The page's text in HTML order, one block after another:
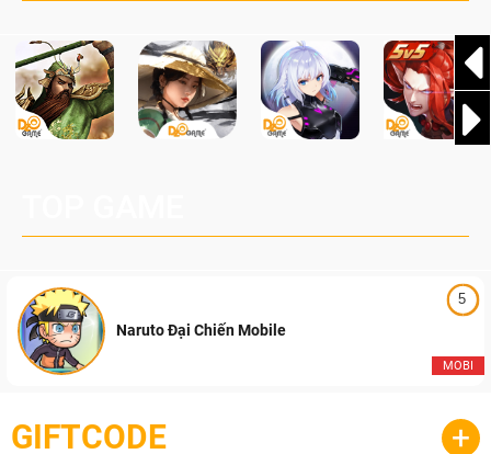
5
MOBI
Naruto Đại Chiến Mobile
GIFTCODE +